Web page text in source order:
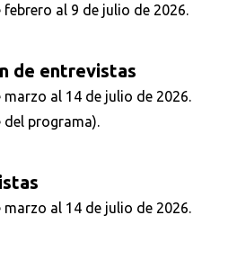
febrero al 9 de julio de 2026.
de entrevistas
marzo al 14 de julio de 2026.
del programa).
marzo al 14 de julio de 2026.